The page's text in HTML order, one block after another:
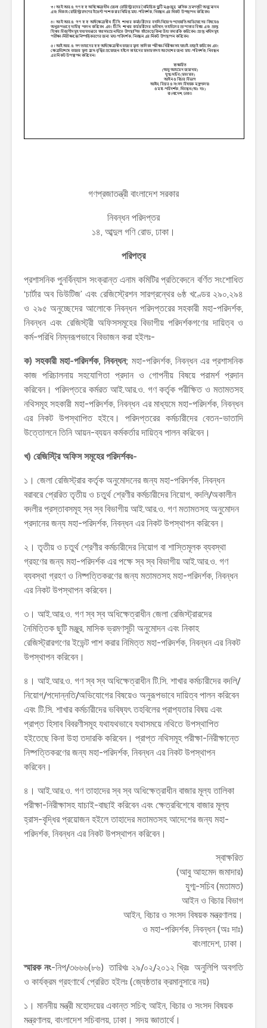
গণপ্রজাতন্ত্রী বাংলাদেশ সরকার
নিবন্ধন পরিদপ্তর
১৪, আব্দুল গণি রোড, ঢাকা।
পরিপত্র
প্রশাসনিক পুনর্বিন্যাস সংক্রান্ত এনাম কমিটির প্রতিবেদনে বর্ণিত সংশোধিত
‘চার্টার অব ডিউটিজ’ এবং রেজিস্ট্রেশন সারগ্রন্থের ৬ষ্ঠ খণ্ডের ২৯০,২৯৪
ও ২৯৫ অনুচ্ছেদের আলোকে নিবন্ধন পরিদপ্তরের সহকারী মহা-পরিদর্শক,
নিবন্ধন এবং রেজিস্ট্রী অফিসসমূহের বিভাগীয় পরিদর্শকগণের দায়িত্ব ও
কর্ম-পরিধি নিম্নরূপভাবে বিভাজন করা হইলঃ-
ক) সহকারী মহা-পরিদর্শক, নিবন্ধন; মহা-পরিদর্শক, নিবন্ধন এর প্রশাসনিক
কাজ পরিচালনায় সহযোগিতা প্রদান ও গোপনীয় বিষয়ে পরামর্শ প্রদান
করিবেন। পরিদপ্তরে কর্মরত আই.আর.ও. গণ কর্তৃক পরীক্ষিত ও মতামতসহ
নথিসমূহ সহকারী মহা-পরিদর্শক, নিবন্ধন এর মাধ্যমে মহা-পরিদর্শক, নিবন্ধন
এর নিকট উপস্থাপিত হইবে। পরিদপ্তরের কর্মচারীদের বেতন-ভাতাদি
উত্তোলনে তিনি আয়ন-ব্যয়ন কর্মকর্তার দায়িত্ব পালন করিবেন।
খ) রেজিস্ট্রি অফিস সমূহের পরিদর্শকঃ-
১। জেলা রেজিস্ট্রার কর্তৃক অনুমোদনের জন্য মহা-পরিদর্শক, নিবন্ধন
বরাবরে প্রেরিত তৃতীয় ও চতুর্থ শ্রেণীর কর্মচারীদের নিয়োগ, বদলি/অকালীন
বদলীর প্রস্তাবসমূহ স্ব স্ব বিভাগীয় আই.আর.ও. গণ মতামতসহ অনুমোদন
প্রদানের জন্য মহা-পরিদর্শক, নিবন্ধন এর নিকট উপস্থাপন করিবেন।
২। তৃতীয় ও চতুর্থ শ্রেণীর কর্মচারীদের নিয়োগ বা শাস্তিমূলক ব্যবস্থা
গ্রহণের জন্য মহা-পরিদর্শক এর পক্ষে স্ব স্ব বিভাগীয় আই.আর.ও. গণ
ব্যবস্থা গ্রহণ ও নিষ্পত্তিকরণের জন্য মতামতসহ মহা-পরিদর্শক, নিবন্ধন
এর নিকট উপস্থাপন করিবেন।
৩। আই.আর.ও. গণ স্ব স্ব অধিক্ষেত্রাধীন জেলা রেজিস্ট্রারদের
নৈমিত্তিক ছুটি মঞ্জুর, মাসিক ভ্রমণসূচী অনুমোদন এবং নিকাহ
রেজিস্ট্রারগণের ইভেন্ট পাশ করার নিমিত্ত মহা-পরিদর্শক, নিবন্ধন এর নিকট
উপস্থাপন করিবেন।
৪। আই.আর.ও. গণ স্ব স্ব অধিক্ষেত্রাধীন টি.সি. শাখার কর্মচারীদের বদলি/
নিয়োগ/পদোন্নতি/অভিযোগের বিষয়েও অনুরূপভাবে দায়িত্ব পালন করিবেন
এবং টি.সি. শাখার কর্মচারীদের ভবিষ্যৎ তহবিলের প্রাপ্যতার বিষয় এবং
প্রাপ্ত হিসাব বিবরণীসমূহ যথাযথভাবে যথাসময়ে নথিতে উপস্থাপিত
হইতেছে কিনা উহা তদারকি করিবেন। প্রাপ্ত নথিসমূহ পরীক্ষা-নিরীক্ষান্তে
নিষ্পত্তিকরণের জন্য মহা-পরিদর্শক, নিবন্ধন এর নিকট উপস্থাপন
করিবেন।
৪। আই.আর.ও. গণ তাহাদের স্ব স্ব অধিক্ষেত্রাধীন বাজার মূল্য তালিকা
পরীক্ষা-নিরীক্ষাসহ যাচাই-বাছাই করিবেন এবং ক্ষেত্রবিশেষে বাজার মূল্য
হ্রাস-বৃদ্ধির প্রয়োজন হইলে তাহাদের মতামতসহ আদেশের জন্য মহা-
পরিদর্শক, নিবন্ধন এর নিকট উপস্থাপন করিবেন।
স্বাক্ষরিত
(আবু আহমেদ জমাদার)
যুগ্ম-সচিব (মতামত)
আইন ও বিচার বিভাগ
আইন, বিচার ও সংসদ বিষয়ক মন্ত্রণালয়।
ও মহা-পরিদর্শক, নিবন্ধন (অঃ দাঃ)
বাংলাদেশ, ঢাকা।
স্মারক নং-নিপ/৩৬৬৬(৮৬) তারিখঃ ২৯/০২/২০১২ খ্রিঃ অনুলিপি অবগতি
ও কার্যক্রম গ্রহণার্থে প্রেরিত হইলঃ (জ্যেষ্ঠতার ক্রমানুসারে নয়)
১। মাননীয় মন্ত্রী মহোদয়ের একান্ত সচিব; আইন, বিচার ও সংসদ বিষয়ক
মন্ত্রণালয়, বাংলাদেশ সচিবালয়, ঢাকা। সদয় জ্ঞাতার্থে।